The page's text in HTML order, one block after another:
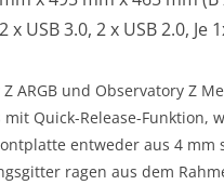
x USB 3.0, 2 x USB 2.0, Je
ARGB und Observatory Z
mit Quick-Release-
entweder aus 4
ragen aus dem